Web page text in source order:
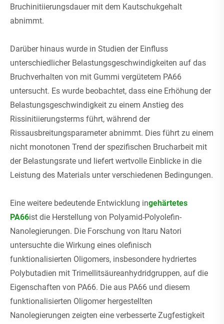
Bruchinitiierungsdauer mit dem Kautschukgehalt
abnimmt.
Darüber hinaus wurde in Studien der Einfluss
unterschiedlicher Belastungsgeschwindigkeiten auf das
Bruchverhalten von mit Gummi vergütetem PA66
untersucht. Es wurde beobachtet, dass eine Erhöhung der
Belastungsgeschwindigkeit zu einem Anstieg des
Rissinitiierungsterms führt, während der
Rissausbreitungsparameter abnimmt. Dies führt zu einem
nicht monotonen Trend der spezifischen Brucharbeit mit
der Belastungsrate und liefert wertvolle Einblicke in die
Leistung des Materials unter verschiedenen Bedingungen.
Eine weitere bedeutende Entwicklung ingehärtetes
PA66ist die Herstellung von Polyamid-Polyolefin-
Nanolegierungen. Die Forschung von Itaru Natori
untersuchte die Wirkung eines olefinisch
funktionalisierten Oligomers, insbesondere hydriertes
Polybutadien mit Trimellitsäureanhydridgruppen, auf die
Eigenschaften von PA66. Die aus PA66 und diesem
funktionalisierten Oligomer hergestellten
Nanolegierungen zeigten eine verbesserte Zugfestigkeit